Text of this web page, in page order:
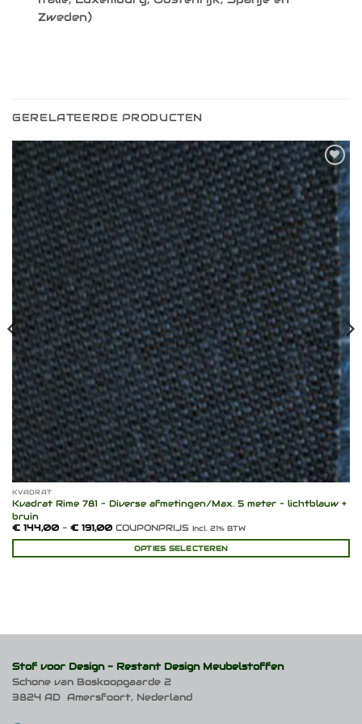
Zweden)
GERELATEERDE PRODUCTEN
Toevoegen
aan
verlanglijst
KVADRAT
Kvadrat Rime 781 – Diverse afmetingen/Max. 5 meter – lichtblauw +
bruin
€144,00 - €191,00Prijsklasse:
tot
€ 191,00
COUPONPRIJS Incl. 21% BTW
OPTIES SELECTEREN
Deze
gekozen
worden
op
Stof voor Design - Restant Design Meubelstoffen
Schone van Boskoopgaarde 2
3824 AD Amersfoort, Nederland